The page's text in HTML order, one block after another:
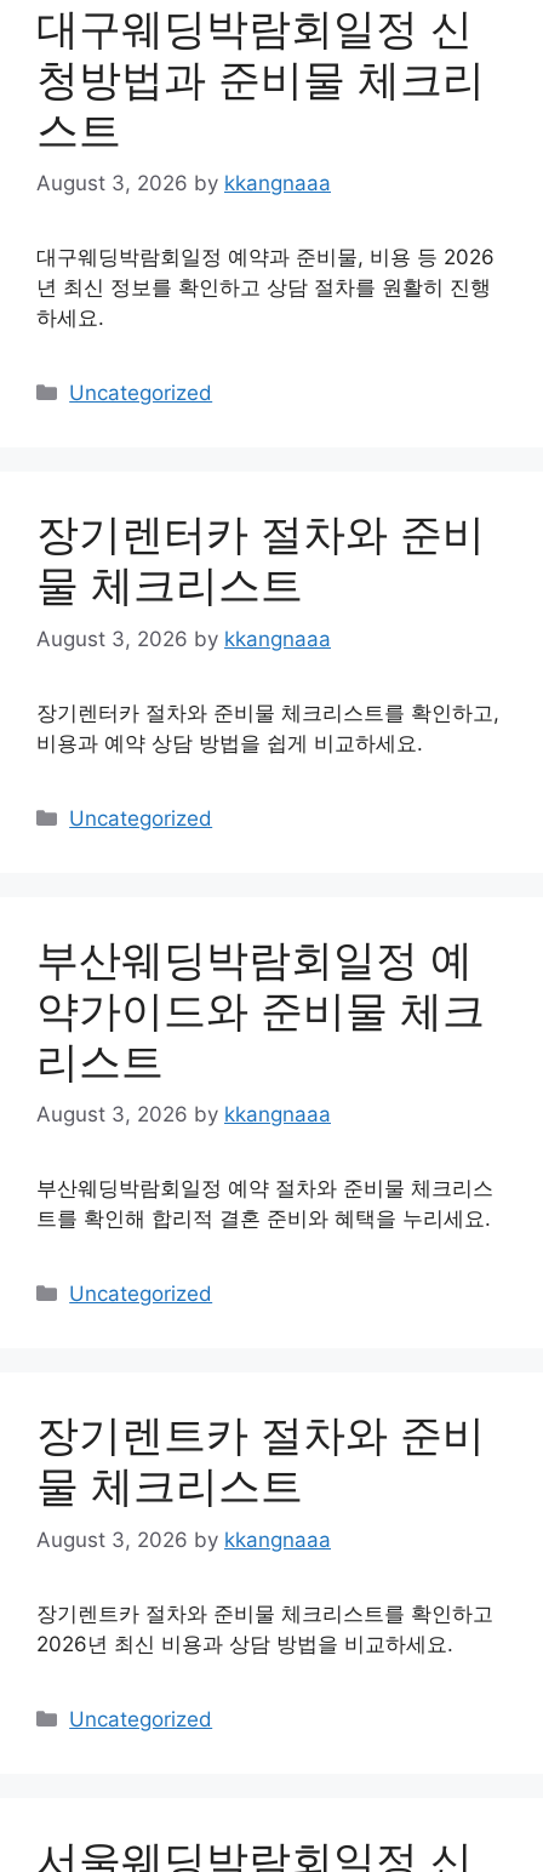
대구웨딩박람회일정 신
청방법과 준비물 체크리
스트
August 3, 2026 by kkangnaaa
대구웨딩박람회일정 예약과 준비물, 비용 등 2026
년 최신 정보를 확인하고 상담 절차를 원활히 진행
하세요.
Categories
Uncategorized
장기렌터카 절차와 준비
물 체크리스트
August 3, 2026 by kkangnaaa
장기렌터카 절차와 준비물 체크리스트를 확인하고,
비용과 예약 상담 방법을 쉽게 비교하세요.
Categories
Uncategorized
부산웨딩박람회일정 예
약가이드와 준비물 체크
리스트
August 3, 2026 by kkangnaaa
부산웨딩박람회일정 예약 절차와 준비물 체크리스
트를 확인해 합리적 결혼 준비와 혜택을 누리세요.
Categories
Uncategorized
장기렌트카 절차와 준비
물 체크리스트
August 3, 2026 by kkangnaaa
장기렌트카 절차와 준비물 체크리스트를 확인하고
2026년 최신 비용과 상담 방법을 비교하세요.
Categories
Uncategorized
서울웨딩박람회일정 신